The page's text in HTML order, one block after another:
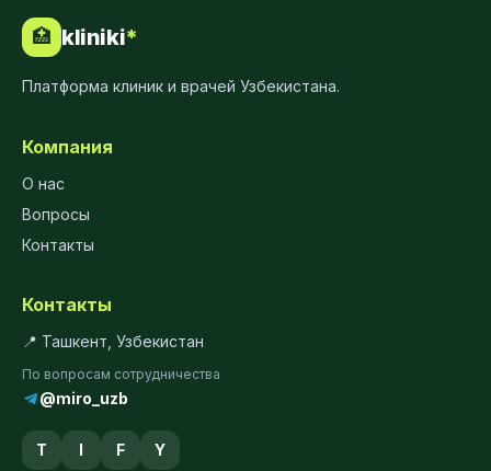
🏥 kliniki*
Платформа клиник и врачей Узбекистана.
Компания
О нас
Вопросы
Контакты
Контакты
📍 Ташкент, Узбекистан
По вопросам сотрудничества
@miro_uzb
T I F Y